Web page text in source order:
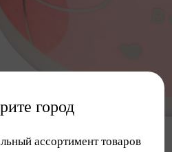
город
ассортимент товаров